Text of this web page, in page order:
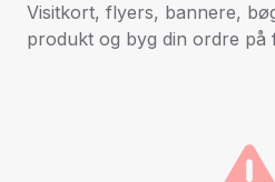
Visitkort, flyers, bannere,
produkt og byg din ordre på